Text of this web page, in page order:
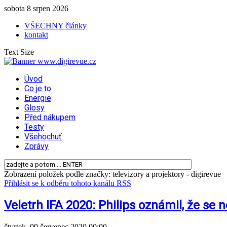
sobota 8 srpen 2026
VŠECHNY články
kontakt
Text Size
Úvod
Co je to
Energie
Glosy
Před nákupem
Testy
Všehochuť
Zprávy
Zobrazení položek podle značky: televizory a projektory - digirevue
Přihlásit se k odběru tohoto kanálu RSS
Veletrh IFA 2020: Philips oznámil, že se